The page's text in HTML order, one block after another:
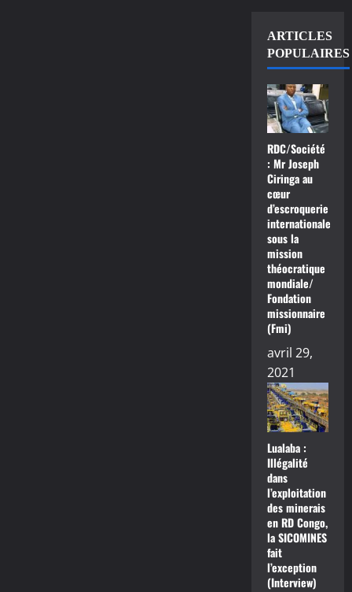
ARTICLES
POPULAIRES
RDC/Société
: Mr Joseph
Ciringa au
cœur
d’escroquerie
internationale
sous la
mission
théocratique
mondiale/
Fondation
missionnaire
(Fmi)
avril 29,
2021
Lualaba :
Illégalité
dans
l’exploitation
des minerais
en RD Congo,
la SICOMINES
fait
l’exception
(Interview)